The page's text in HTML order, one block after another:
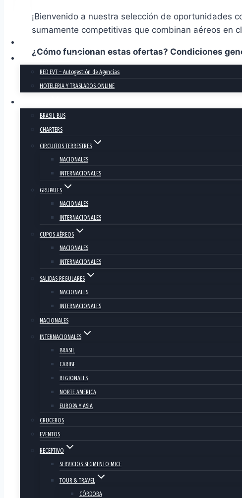
RESERVAS ONLINE
RED EVT – Autogestión de Agencias
HOTELERIA Y TRASLADOS ONLINE
BRASIL BUS
CHARTERS
CIRCUITOS TERRESTRES
NACIONALES
INTERNACIONALES
GRUPALES
NACIONALES
INTERNACIONALES
CUPOS AÉREOS
NACIONALES
INTERNACIONALES
SALIDAS REGULARES
NACIONALES
INTERNACIONALES
NACIONALES
INTERNACIONALES
BRASIL
CARIBE
REGIONALES
NORTE AMERICA
EUROPA Y ASIA
CRUCEROS
EVENTOS
RECEPTIVO
SERVICIOS SEGMENTO MICE
TOUR & TRAVEL
CÓRDOBA
¡Bienvenido a nuestra selección de oportunidades
sumamente competitivas que combinan aéreos en
¿Cómo funcionan estas ofertas? Condiciones